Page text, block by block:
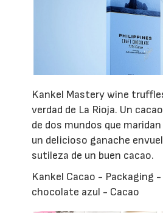
Kankel Mastery wine
verdad de La Rioja. Un
de dos mundos que
un delicioso ganache
sutileza de un buen cacao.
Kankel Cacao - Packaging
chocolate azul - Cacao